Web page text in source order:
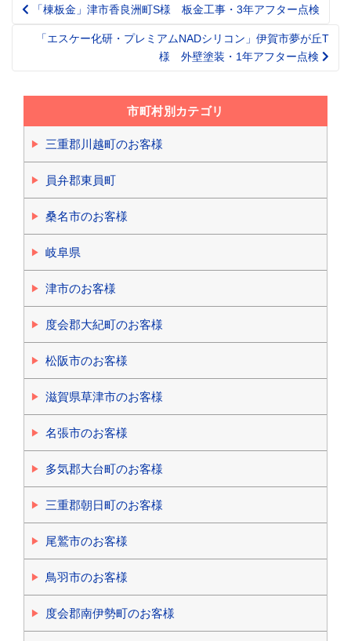
Post
navigation
「棟板金」津市香良洲町S様 板金工事・3年アフター点検
「エスケー化研・プレミアムNADシリコン」伊賀市夢が丘T
様 外壁塗装・1年アフター点検
市町村別カテゴリ
三重郡川越町のお客様
員弁郡東員町
桑名市のお客様
岐阜県
津市のお客様
度会郡大紀町のお客様
松阪市のお客様
滋賀県草津市のお客様
名張市のお客様
多気郡大台町のお客様
三重郡朝日町のお客様
尾鷲市のお客様
鳥羽市のお客様
度会郡南伊勢町のお客様